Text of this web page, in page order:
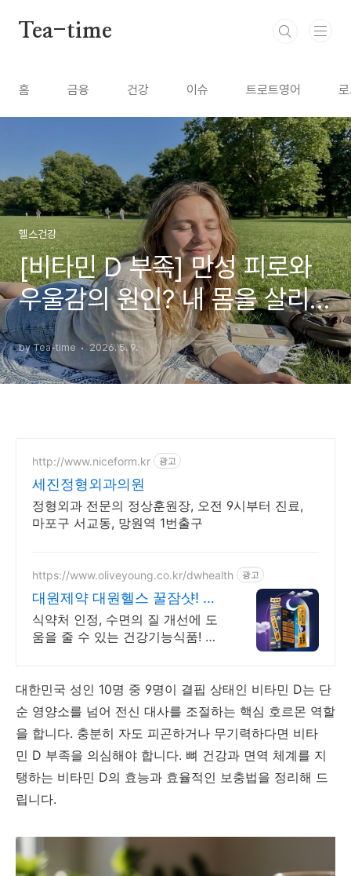
Tea-time
홈 금융 건강 이슈 트로트영어
헬스건강
[비타민 D 부족] 만성 피로와
우울감의 원인? 내 몸을 살리는
비타민 D 보충 가이드
by Tea-time 2026. 5. 9.
http://www.niceform.kr 광고
세진정형외과의원
정형외과 전문의 정상훈원장, 오전 9시부터 진료,
마포구 서교동, 망원역 1번출구
https://www.oliveyoung.co.kr/dwhealth 광고
대원제약 대원헬스 꿀잠샷! 수
면의 질 개선에 도움
식약처 인정, 수면의 질 개선에 도
움을 줄 수 있는 건강기능식품! 올
시고 싶으신 분들께 추천합니다.
대한민국 성인 10명 중 9명이 결핍 상태인 비타민 D는 단
순 영양소를 넘어 전신 대사를 조절하는 핵심 호르몬 역할
을 합니다. 충분히 자도 피곤하거나 무기력하다면 비타
민 D 부족을 의심해야 합니다. 뼈 건강과 면역 체계를 지
탱하는 비타민 D의 효능과 효율적인 보충법을 정리해 드
립니다.